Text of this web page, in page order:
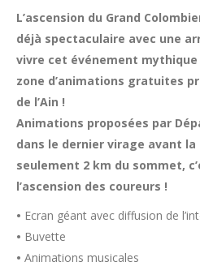
L’ascension du Grand
déjà spectaculaire avec une
vivre cet événement mythique
zone d’animations gratuites
de l’Ain !
Animations proposées par
dans le dernier virage avant la
seulement 2 km du sommet,
l’ascension des coureurs !
• Ecran géant avec diffusion de
• Buvette
• Animations musicales